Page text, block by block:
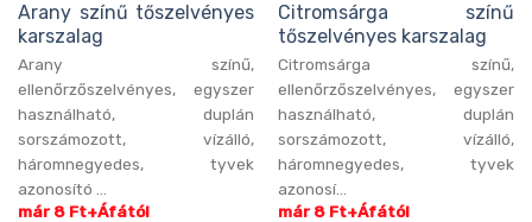
Arany színű tőszelvényes
karszalag
Arany színű,
ellenőrzőszelvényes, egyszer
használható, duplán
sorszámozott, vízálló,
háromnegyedes, tyvek
azonosító ...
már 8 Ft+Áfától
Citromsárga színű
tőszelvényes karszalag
Citromsárga színű,
ellenőrzőszelvényes, egyszer
használható, duplán
sorszámozott, vízálló,
háromnegyedes, tyvek
azonosí...
már 8 Ft+Áfától